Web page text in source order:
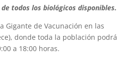
todos los biológicos disponibles.
Gigante de Vacunación en las
donde toda la población podrá
a 18:00 horas.